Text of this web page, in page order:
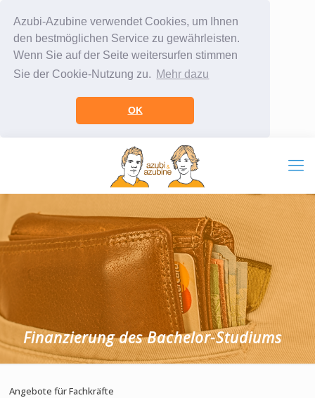
Azubi-Azubine verwendet Cookies, um Ihnen
den bestmöglichen Service zu gewährleisten.
Wenn Sie auf der Seite weitersurfen stimmen
Sie der Cookie-Nutzung zu. Mehr dazu
OK
Finanzierung des Bachelor-Studiums
Angebote für Fachkräfte